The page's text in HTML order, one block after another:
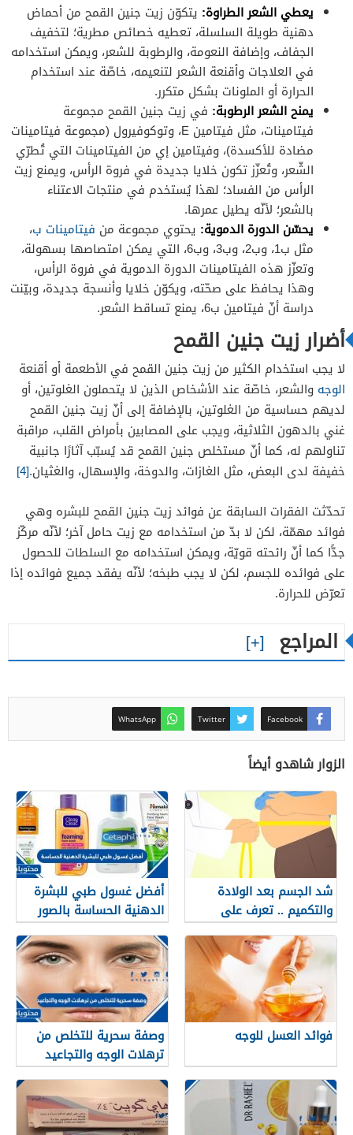
يعطي الشعر الطراوة: يتكوّن زيت جنين القمح من أحماض
دهنية طويلة السلسلة، تعطيه خصائص مطرية؛ لتخفيف
الجفاف، وإضافة النعومة، والرطوبة للشعر، ويمكن استخدامه
في العلاجات وأقنعة الشعر لتنعيمه، خاصّة عند استخدام
الحرارة أو الملونات بشكل متكرر.
يمنح الشعر الرطوبة: في زيت جنين القمح مجموعة
فيتامينات، مثل فيتامين E، وتوكوفيرول (مجموعة فيتامينات
مضادة للأكسدة)، وفيتامين إي من الفيتامينات التي تُطرّي
الشّعر، وتُعزّز تكون خلايا جديدة في فروة الرأس، ويمنع زيت
الرأس من الفساد؛ لهذا يُستخدم في منتجات الاعتناء
بالشعر؛ لأنّه يطيل عمرها.
يحسّن الدورة الدموية: يحتوي مجموعة من فيتامينات ب،
مثل ب1، وب2، وب3، وب6، التي يمكن امتصاصها بسهولة،
وتعزّز هذه الفيتامينات الدورة الدموية في فروة الرأس،
وهذا يحافظ على صحّته، ويكوّن خلايا وأنسجة جديدة، وبيّنت
دراسة أنّ فيتامين ب6، يمنع تساقط الشعر.
أضرار زيت جنين القمح
لا يجب استخدام الكثير من زيت جنين القمح في الأطعمة أو أقنعة
الوجه والشعر، خاصّة عند الأشخاص الذين لا يتحملون الغلوتين، أو
لديهم حساسية من الغلوتين، بالإضافة إلى أنّ زيت جنين القمح
غني بالدهون الثلاثية، ويجب على المصابين بأمراض القلب، مراقبة
تناولهم له، كما أنّ مستخلص جنين القمح قد يُسبّب آثارًا جانبية
خفيفة لدى البعض، مثل الغازات، والدوخة، والإسهال، والغثيان.[4]
تحدّثت الفقرات السابقة عن فوائد زيت جنين القمح للبشره وهي
فوائد مهمّة، لكن لا بدّ من استخدامه مع زيت حامل آخر؛ لأنّه مركّز
جدًّا كما أنّ رائحته قويّة، ويمكن استخدامه مع السلطات للحصول
على فوائده للجسم، لكن لا يجب طبخه؛ لأنّه يفقد جميع فوائده إذا
تعرّض للحرارة.
المراجع
Facebook
Twitter
WhatsApp
الزوار شاهدو أيضاً
شد الجسم بعد الولادة
والتكميم .. تعرف على
العمليات والمواعيد المناسبة
أفضل غسول طبي للبشرة
الدهنية الحساسة بالصور
والأسعار 2025
فوائد العسل للوجه
وصفة سحرية للتخلص من
ترهلات الوجه والتجاعيد